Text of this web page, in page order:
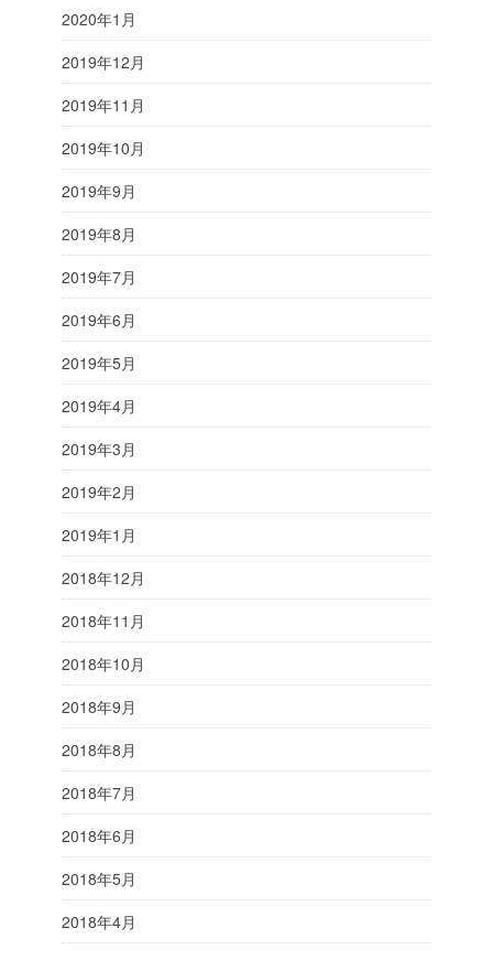
2020年1月
2019年12月
2019年11月
2019年10月
2019年9月
2019年8月
2019年7月
2019年6月
2019年5月
2019年4月
2019年3月
2019年2月
2019年1月
2018年12月
2018年11月
2018年10月
2018年9月
2018年8月
2018年7月
2018年6月
2018年5月
2018年4月